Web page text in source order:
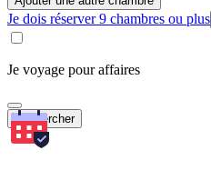
Je dois réserver 9 chambres ou plus
Je voyage pour affaires
Rechercher